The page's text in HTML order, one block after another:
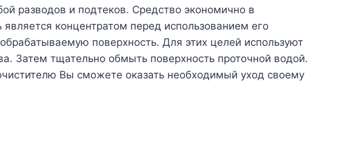
разводов и подтеков. Средство экономично в
концентратом перед использованием его
поверхность. Для этих целей используют
Затем тщательно обмыть поверхность проточной водой.
Вы сможете оказать необходимый уход своему